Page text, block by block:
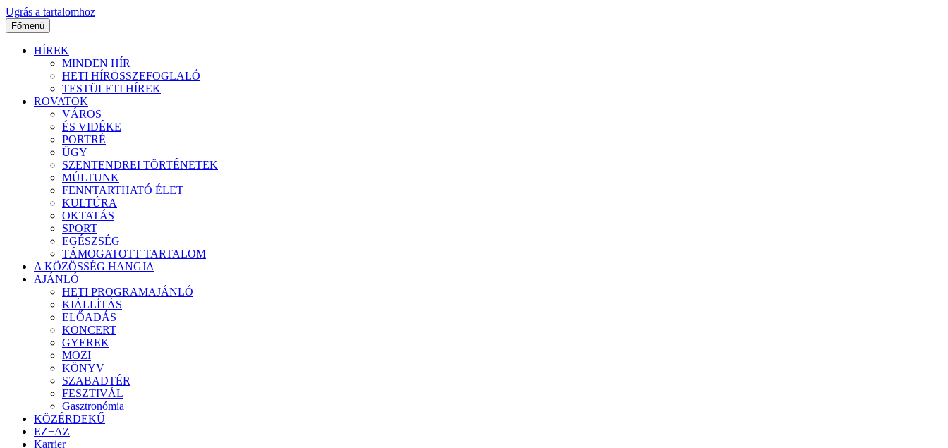
Ugrás a tartalomhoz
Főmenü
HÍREK
MINDEN HÍR
HETI HÍRÖSSZEFOGLALÓ
TESTÜLETI HÍREK
ROVATOK
VÁROS
ÉS VIDÉKE
PORTRÉ
ÜGY
SZENTENDREI TÖRTÉNETEK
MÚLTUNK
FENNTARTHATÓ ÉLET
KULTÚRA
OKTATÁS
SPORT
EGÉSZSÉG
TÁMOGATOTT TARTALOM
A KÖZÖSSÉG HANGJA
AJÁNLÓ
HETI PROGRAMAJÁNLÓ
KIÁLLÍTÁS
ELŐADÁS
KONCERT
GYEREK
MOZI
KÖNYV
SZABADTÉR
FESZTIVÁL
Gasztronómia
KÖZÉRDEKŰ
EZ+AZ
Karrier